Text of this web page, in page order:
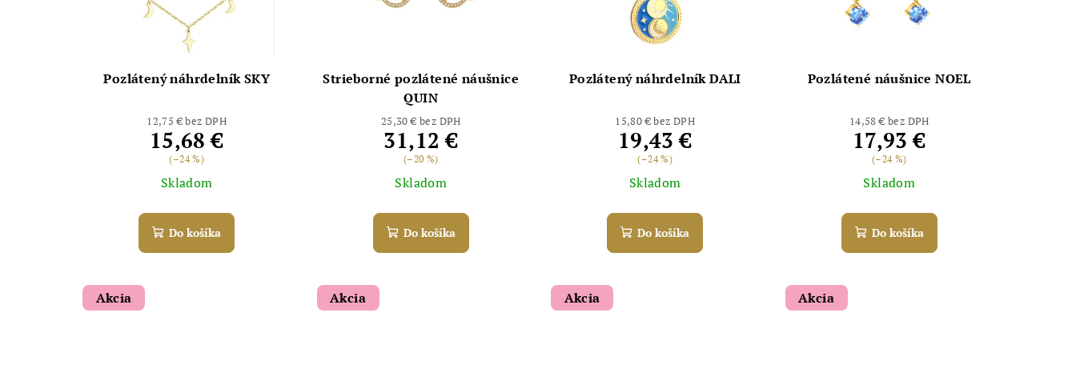
Pozlátený náhrdelník SKY
12,75 € bez DPH
15,68 €
(–24 %)
Skladom
Do košíka
Strieborné pozlátené náušnice
QUIN
25,30 € bez DPH
31,12 €
(–20 %)
Skladom
Do košíka
Pozlátený náhrdelník DALI
15,80 € bez DPH
19,43 €
(–24 %)
Skladom
Do košíka
Pozlátené náušnice NOEL
14,58 € bez DPH
17,93 €
(–24 %)
Skladom
Do košíka
Akcia Akcia Akcia Akcia